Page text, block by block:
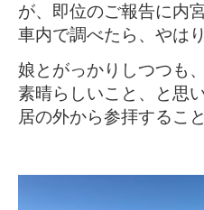
が、即位のご報告に内
車内で調べたら、やは
娘とがっかりしつつも
素晴らしいこと、と思
居の外から参拝するこ